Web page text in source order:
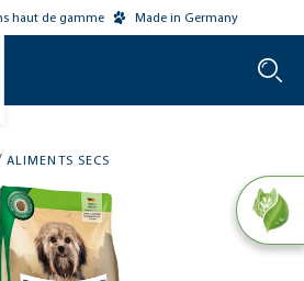
haut de gamme Made in Germany
ALIMENTS SECS